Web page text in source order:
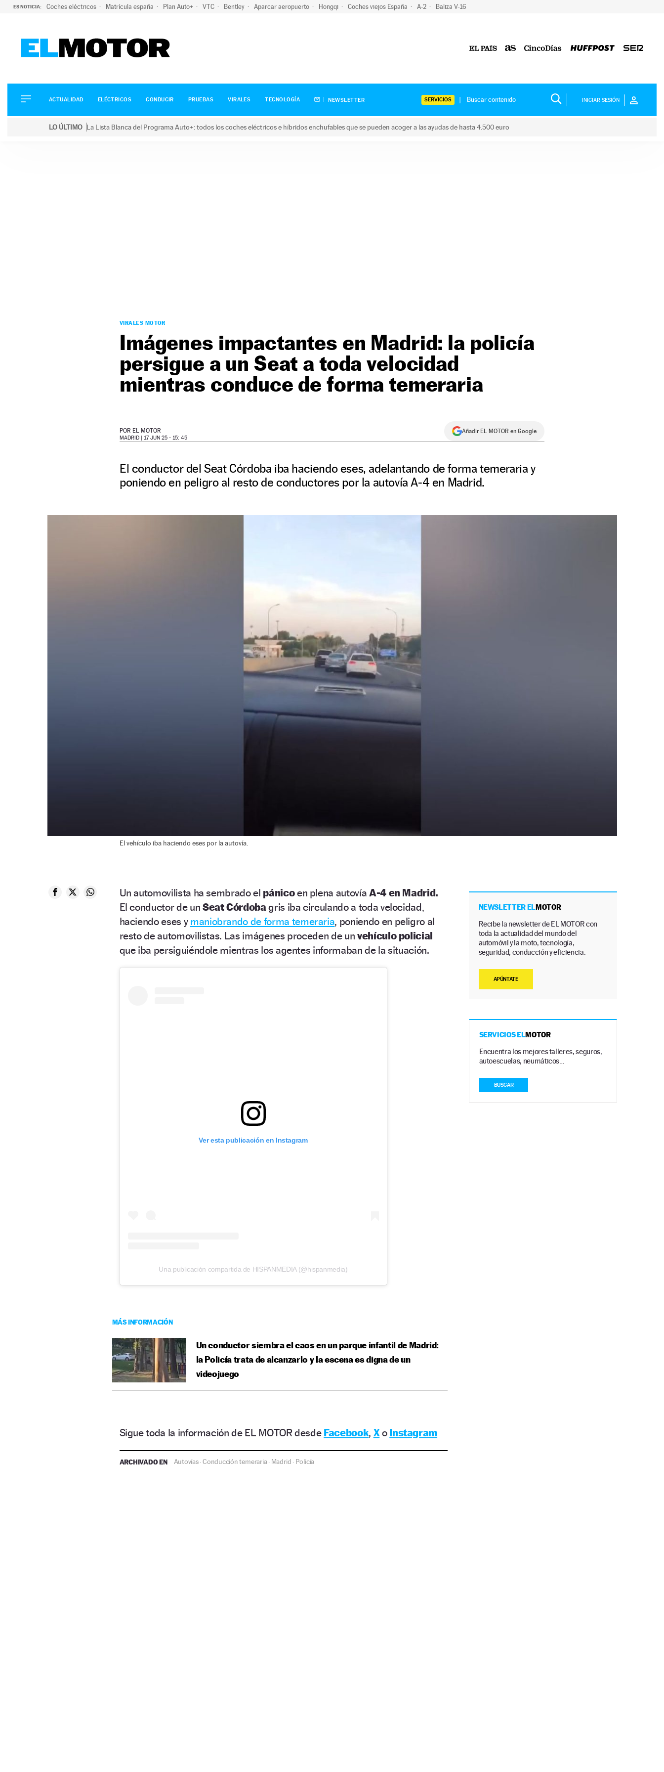
ES NOTICIA: Coches eléctricos Matrícula españa Plan Auto+ VTC Bentley Aparcar aeropuerto Hongqi Coches viejos España A-2 Baliza V-16
ELÉCTRICOS
CONDUCIR
ACTUALIDAD ELÉCTRICOS CONDUCIR PRUEBAS VIRALES TECNOLOGÍA NEWSLETTER SERVICIOS INICIAR SESIÓN
LO ÚLTIMO La Lista Blanca del Programa Auto+: todos los coches eléctricos e híbridos enchufables que se pueden acoger a las ayudas de hasta 4.500 euro
VIRALES MOTOR
Imágenes impactantes en Madrid: la policía
persigue a un Seat a toda velocidad
mientras conduce de forma temeraria
POR EL MOTOR
MADRID | 17 JUN 25 - 15: 45
Añadir EL MOTOR en Google
El conductor del Seat Córdoba iba haciendo eses, adelantando de forma temeraria y
poniendo en peligro al resto de conductores por la autovía A-4 en Madrid.
El vehículo iba haciendo eses por la autovía.
Un automovilista ha sembrado el pánicoen plena autovía A-4 en Madrid.
El conductor de un Seat Córdoba gris iba circulando a toda velocidad,
haciendo eses y maniobrando de forma temeraria, poniendo en peligro al
resto de automovilistas. Las imágenes proceden de un vehículo policial
que iba persiguiéndole mientras los agentes informaban de la situación.
Ver esta publicación en Instagram
Una publicación compartida de HISPANMEDIA (@hispanmedia)
MÁS INFORMACIÓN
Un conductor siembra el caos en un parque infantil de Madrid:
la Policía trata de alcanzarlo y la escena es digna de un
videojuego
Sigue toda la información de EL MOTOR desde Facebook, Xo Instagram
ARCHIVADO EN Autovías·Conducción temeraria· Madrid · Policía
NEWSLETTER ELMOTOR
Recibe la newsletter de EL MOTOR con
toda la actualidad del mundo del
automóvil y la moto, tecnología,
seguridad, conducción y eficiencia.
APÚNTATE
SERVICIOS ELMOTOR
Encuentra los mejores talleres, seguros,
autoescuelas, neumáticos…
BUSCAR